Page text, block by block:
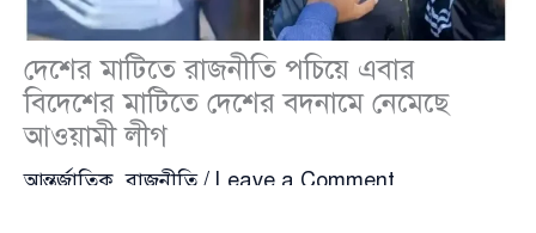
দেশের মাটিতে রাজনীতি পচিয়ে এবার
বিদেশের মাটিতে দেশের বদনামে নেমেছে
আওয়ামী লীগ
আন্তর্জাতিক ,রাজনীতি/ Leave a Comment